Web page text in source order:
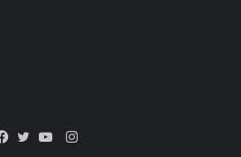
Instagram